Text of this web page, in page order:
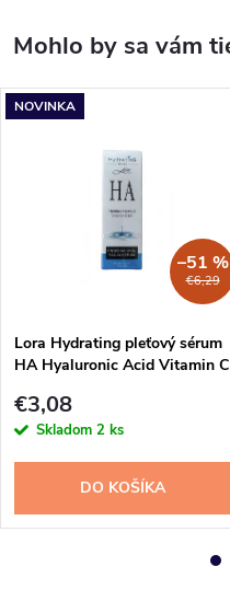
NOVINKA
€6,29
–51 %
Lora Hydrating pleťový sérum
HA Hyaluronic Acid Vitamin C
€3,08
Skladom 2 ks
DO KOŠÍKA